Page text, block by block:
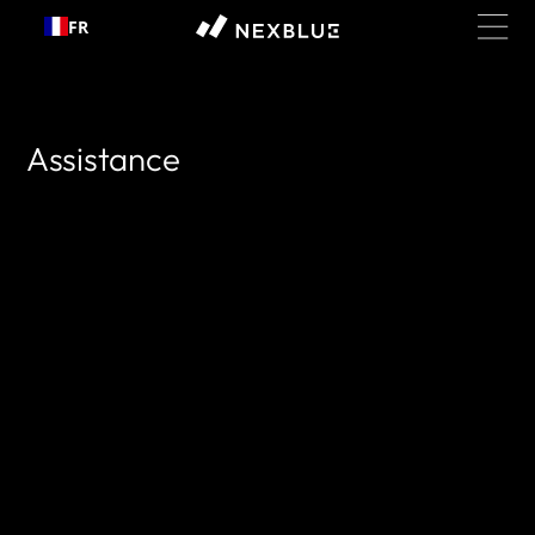
FR
Assistance